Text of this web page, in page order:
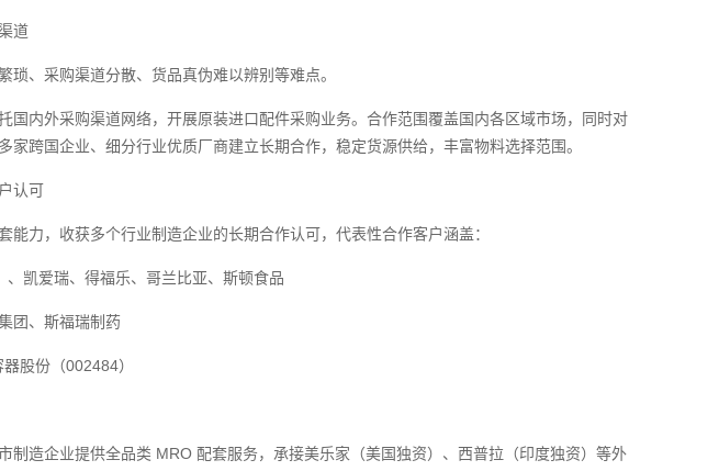
道
、采购渠道分散、货品真伪难以辨别等难点。
国内外采购渠道网络，开展原装进口配件采购业务。合作范围覆盖国内各区域市场，同时对
跨国企业、细分行业优质厂商建立长期合作，稳定货源供给，丰富物料选择范围。
认可
能力，收获多个行业制造企业的长期合作认可，代表性合作客户涵盖：
凯爱瑞、得福乐、哥兰比亚、斯顿食品
团、斯福瑞制药
股份（002484）
制造企业提供全品类 MRO 配套服务，承接美乐家（美国独资）、西普拉（印度独资）等外